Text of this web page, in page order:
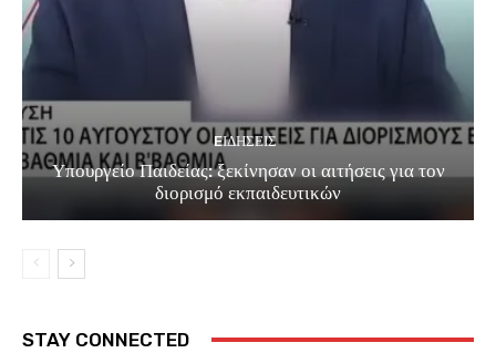
EΙΔΗΣΕΙΣ
Υπουργείο Παιδείας: ξεκίνησαν οι αιτήσεις για τον
διορισμό εκπαιδευτικών
STAY CONNECTED